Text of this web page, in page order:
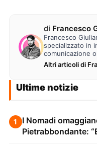
di Francesco
Francesco
specializzato in
comunicazione
web. Lavora
Altri articoli di
Ultime notizie
1
I Nomadi
Pietrabbondante: